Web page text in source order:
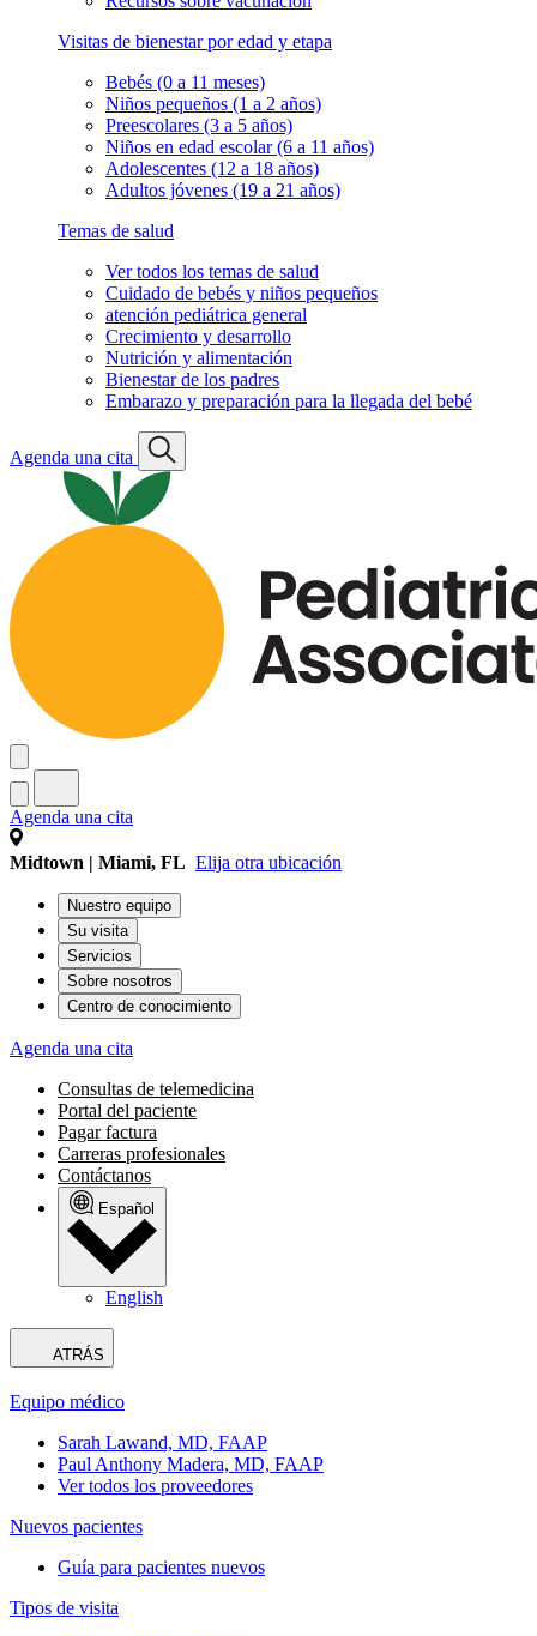
Visitas de bienestar por edad y etapa
Bebés (0 a 11 meses)
Niños pequeños (1 a 2 años)
Preescolares (3 a 5 años)
Niños en edad escolar (6 a 11 años)
Adolescentes (12 a 18 años)
Adultos jóvenes (19 a 21 años)
Temas de salud
Ver todos los temas de salud
Cuidado de bebés y niños pequeños
atención pediátrica general
Crecimiento y desarrollo
Nutrición y alimentación
Bienestar de los padres
Embarazo y preparación para la llegada del bebé
Agenda una cita
Agenda una cita
Midtown | Miami, FL Elija otra ubicación
Nuestro equipo
Su visita
Servicios
Sobre nosotros
Centro de conocimiento
Agenda una cita
Consultas de telemedicina
Portal del paciente
Pagar factura
Carreras profesionales
Contáctanos
Español
English
ATRÁS
Equipo médico
Sarah Lawand, MD, FAAP
Paul Anthony Madera, MD, FAAP
Ver todos los proveedores
Nuevos pacientes
Guía para pacientes nuevos
Tipos de visita